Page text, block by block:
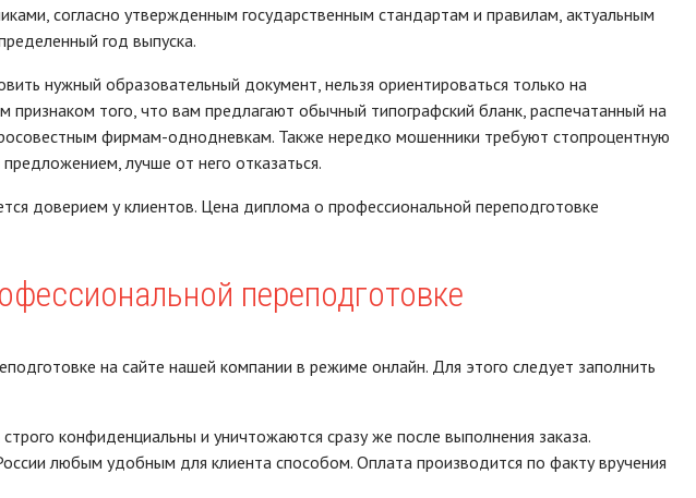
согласно утвержденным государственным стандартам и правилам, актуальным
год выпуска.
нужный образовательный документ, нельзя ориентироваться только на
того, что вам предлагают обычный типографский бланк, распечатанный на
фирмам-однодневкам. Также нередко мошенники требуют стопроцентную
лучше от него отказаться.
доверием у клиентов. Цена диплома о профессиональной переподготовке
переподготовке
на сайте нашей компании в режиме онлайн. Для этого следует заполнить
конфиденциальны и уничтожаются сразу же после выполнения заказа.
любым удобным для клиента способом. Оплата производится по факту вручения